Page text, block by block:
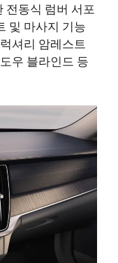
전동식 럼버 서포
및 마사지 기능
셔리 암레스트
우 블라인드 등